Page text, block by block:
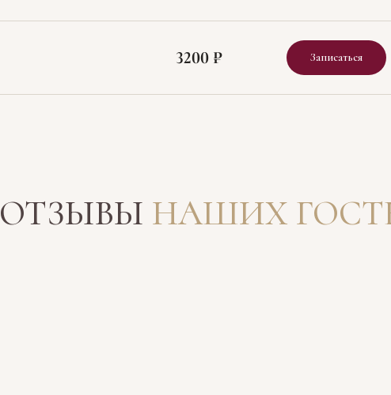
3200 ₽ Записаться
ОТЗЫВЫ НАШИХ